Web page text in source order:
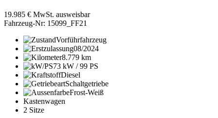
19.985 € MwSt. ausweisbar
Fahrzeug-Nr: 15099_FF21
Vorführfahrzeug
08/2024
8.779 km
73 kW / 99 PS
Diesel
Schaltgetriebe
Frost-Weiß
Kastenwagen
2 Sitze